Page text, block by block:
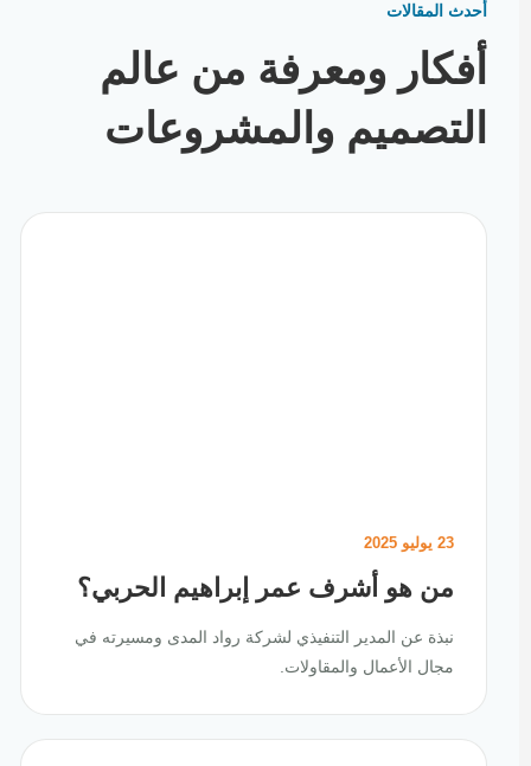
أحدث المقالات
أفكار ومعرفة من عالم
التصميم والمشروعات
23 يوليو 2025
من هو أشرف عمر إبراهيم الحربي؟
نبذة عن المدير التنفيذي لشركة رواد المدى ومسيرته في
مجال الأعمال والمقاولات.